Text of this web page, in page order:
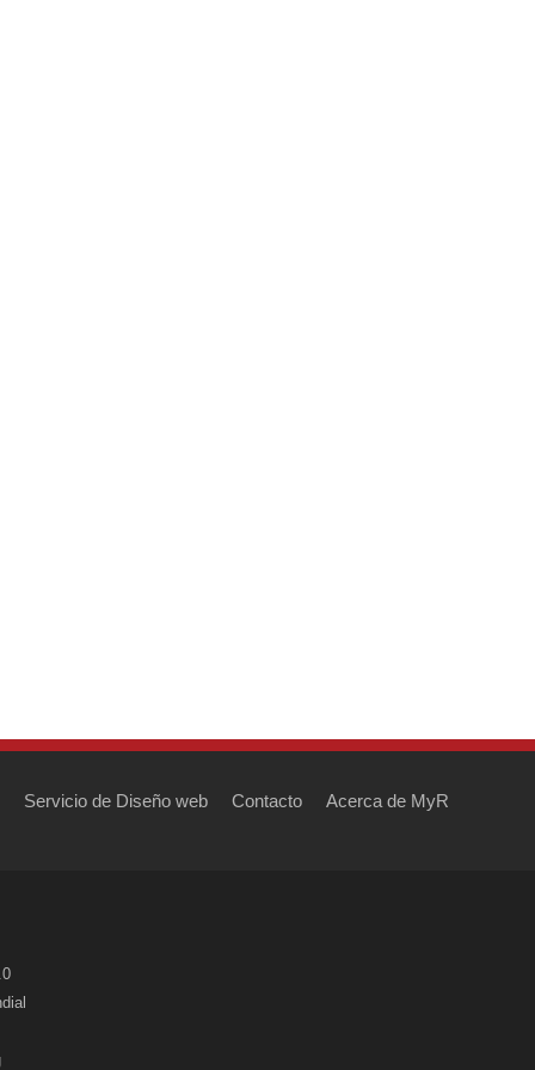
Servicio de Diseño web Contacto Acerca de MyR